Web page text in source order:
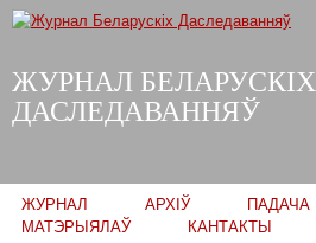
main
ЖУРНАЛ БЕЛАРУСКІХ
ДАСЛЕДАВАННЯЎ
Main menu
ЖУРНАЛ АРХІЎ
ПАДАЧА
МАТЭРЫЯЛАЎ
КАНТАКТЫ